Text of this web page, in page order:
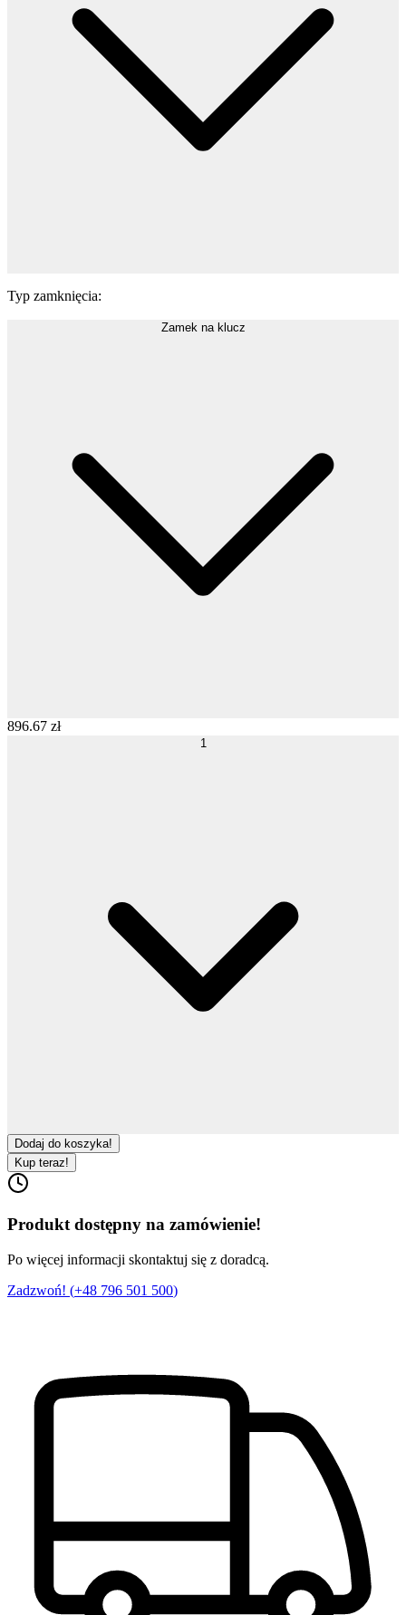
Typ zamknięcia:
Zamek na klucz
896.67 zł
1
Dodaj do koszyka!
Kup teraz!
Produkt dostępny na zamówienie!
Po więcej informacji skontaktuj się z doradcą.
Zadzwoń! (+48 796 501 500)